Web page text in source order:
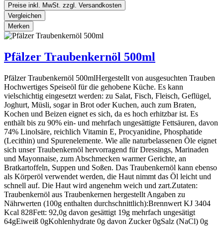
Preise inkl. MwSt. zzgl. Versandkosten
Vergleichen
Merken
Pfälzer Traubenkernöl 500ml
Pfälzer Traubenkernöl 500mlHergestellt von ausgesuchten Trauben
Hochwertiges Speiseöl für die gehobene Küche. Es kann
vielschichtig eingesetzt werden: zu Salat, Fisch, Fleisch, Geflügel,
Joghurt, Müsli, sogar in Brot oder Kuchen, auch zum Braten,
Kochen und Beizen eignet es sich, da es hoch erhitzbar ist. Es
enthält bis zu 90% ein- und mehrfach ungesättigte Fettsäuren, davon
74% Linolsäre, reichlich Vitamin E, Procyanidine, Phosphatide
(Lecithin) und Spurenelemente. Wie alle naturbelassenen Öle eignet
sich unser Traubenkernöl hervorragend für Dressings, Marinaden
und Mayonnaise, zum Abschmecken warmer Gerichte, an
Bratkartoffeln, Suppen und Soßen. Das Traubenkernöl kann ebenso
als Körperöl verwendet werden, die Haut nimmt das Öl leicht und
schnell auf. Die Haut wird angenehm weich und zart.Zutaten:
Traubenkernöl aus Traubenkernen hergestellt Angaben zu
Nährwerten (100g enthalten durchschnittlich):Brennwert KJ 3404
Kcal 828Fett: 92,0g davon gesättigt 19g mehrfach ungesätigt
64gEiweiß 0gKohlenhydrate 0g davon Zucker 0gSalz (NaCl) 0g